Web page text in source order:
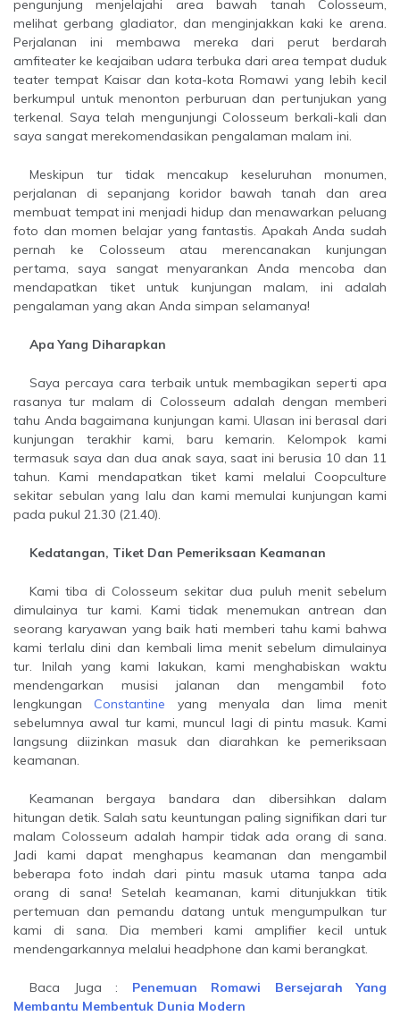
pengunjung menjelajahi area bawah tanah Colosseum,
melihat gerbang gladiator, dan menginjakkan kaki ke arena.
Perjalanan ini membawa mereka dari perut berdarah
amfiteater ke keajaiban udara terbuka dari area tempat duduk
teater tempat Kaisar dan kota-kota Romawi yang lebih kecil
berkumpul untuk menonton perburuan dan pertunjukan yang
terkenal. Saya telah mengunjungi Colosseum berkali-kali dan
saya sangat merekomendasikan pengalaman malam ini.
Meskipun tur tidak mencakup keseluruhan monumen,
perjalanan di sepanjang koridor bawah tanah dan area
membuat tempat ini menjadi hidup dan menawarkan peluang
foto dan momen belajar yang fantastis. Apakah Anda sudah
pernah ke Colosseum atau merencanakan kunjungan
pertama, saya sangat menyarankan Anda mencoba dan
mendapatkan tiket untuk kunjungan malam, ini adalah
pengalaman yang akan Anda simpan selamanya!
Apa Yang Diharapkan
Saya percaya cara terbaik untuk membagikan seperti apa
rasanya tur malam di Colosseum adalah dengan memberi
tahu Anda bagaimana kunjungan kami. Ulasan ini berasal dari
kunjungan terakhir kami, baru kemarin. Kelompok kami
termasuk saya dan dua anak saya, saat ini berusia 10 dan 11
tahun. Kami mendapatkan tiket kami melalui Coopculture
sekitar sebulan yang lalu dan kami memulai kunjungan kami
pada pukul 21.30 (21.40).
Kedatangan, Tiket Dan Pemeriksaan Keamanan
Kami tiba di Colosseum sekitar dua puluh menit sebelum
dimulainya tur kami. Kami tidak menemukan antrean dan
seorang karyawan yang baik hati memberi tahu kami bahwa
kami terlalu dini dan kembali lima menit sebelum dimulainya
tur. Inilah yang kami lakukan, kami menghabiskan waktu
mendengarkan musisi jalanan dan mengambil foto
lengkungan Constantine yang menyala dan lima menit
sebelumnya awal tur kami, muncul lagi di pintu masuk. Kami
langsung diizinkan masuk dan diarahkan ke pemeriksaan
keamanan.
Keamanan bergaya bandara dan dibersihkan dalam
hitungan detik. Salah satu keuntungan paling signifikan dari tur
malam Colosseum adalah hampir tidak ada orang di sana.
Jadi kami dapat menghapus keamanan dan mengambil
beberapa foto indah dari pintu masuk utama tanpa ada
orang di sana! Setelah keamanan, kami ditunjukkan titik
pertemuan dan pemandu datang untuk mengumpulkan tur
kami di sana. Dia memberi kami amplifier kecil untuk
mendengarkannya melalui headphone dan kami berangkat.
Baca Juga : Penemuan Romawi Bersejarah Yang
Membantu Membentuk Dunia Modern